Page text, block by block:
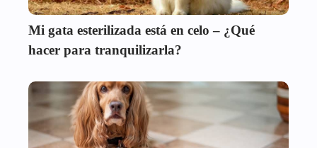
Mi gata esterilizada está en celo – ¿Qué
hacer para tranquilizarla?